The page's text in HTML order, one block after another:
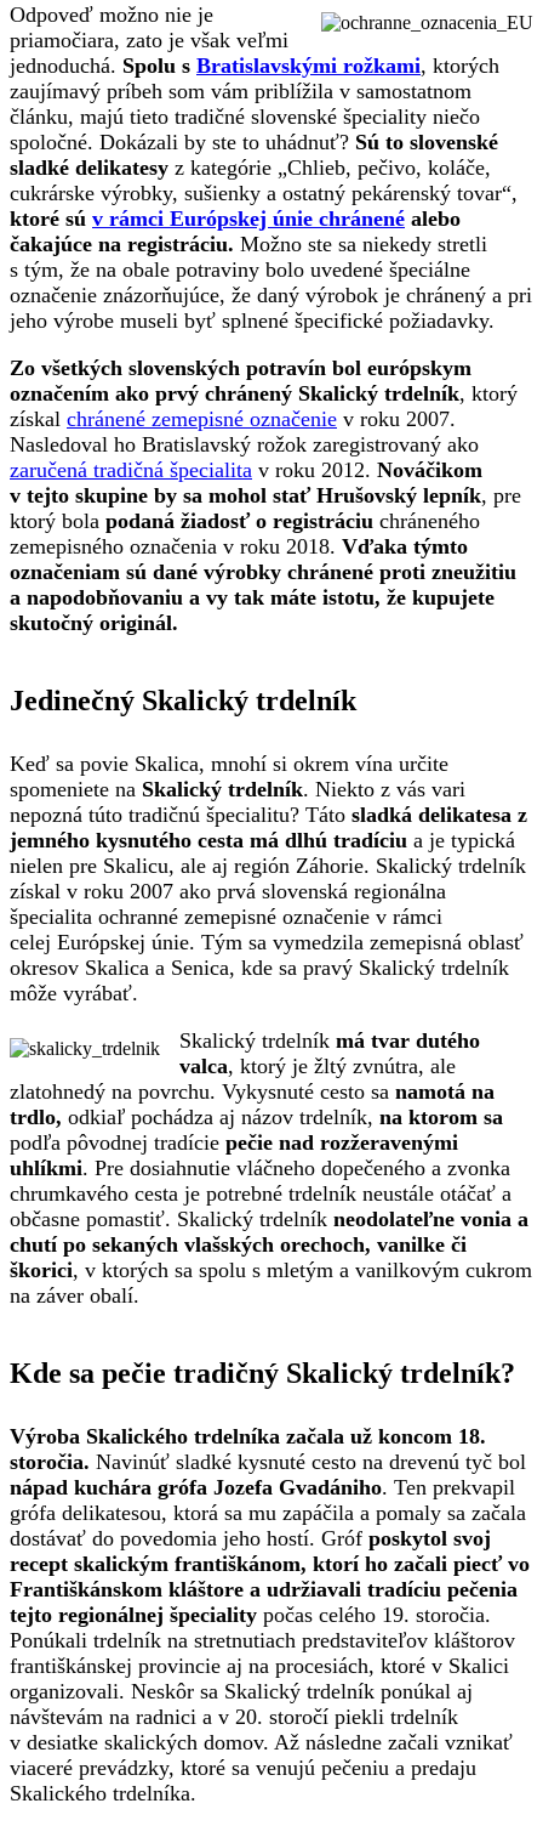
Odpoveď možno nie je
priamočiara, zato je však veľmi
jednoduchá. Spolu s Bratislavskými rožkami, ktorých
zaujímavý príbeh som vám priblížila v samostatnom
článku, majú tieto tradičné slovenské špeciality niečo
spoločné. Dokázali by ste to uhádnuť? Sú to slovenské
sladké delikatesy z kategórie „Chlieb, pečivo, koláče,
cukrárske výrobky, sušienky a ostatný pekárenský tovar“,
ktoré sú v rámci Európskej únie chránené alebo
čakajúce na registráciu. Možno ste sa niekedy stretli
s tým, že na obale potraviny bolo uvedené špeciálne
označenie znázorňujúce, že daný výrobok je chránený a pri
jeho výrobe museli byť splnené špecifické požiadavky.
Zo všetkých slovenských potravín bol európskym
označením ako prvý chránený Skalický trdelník, ktorý
získal chránené zemepisné označenie v roku 2007.
Nasledoval ho Bratislavský rožok zaregistrovaný ako
zaručená tradičná špecialita v roku 2012. Nováčikom
v tejto skupine by sa mohol stať Hrušovský lepník, pre
ktorý bola podaná žiadosť o registráciu chráneného
zemepisného označenia v roku 2018. Vďaka týmto
označeniam sú dané výrobky chránené proti zneužitiu
a napodobňovaniu a vy tak máte istotu, že kupujete
skutočný originál.
Jedinečný Skalický trdelník
Keď sa povie Skalica, mnohí si okrem vína určite
spomeniete na Skalický trdelník. Niekto z vás vari
nepozná túto tradičnú špecialitu? Táto sladká delikatesa z
jemného kysnutého cesta má dlhú tradíciu a je typická
nielen pre Skalicu, ale aj región Záhorie. Skalický trdelník
získal v roku 2007 ako prvá slovenská regionálna
špecialita ochranné zemepisné označenie v rámci
celej Európskej únie. Tým sa vymedzila zemepisná oblasť
okresov Skalica a Senica, kde sa pravý Skalický trdelník
môže vyrábať.
Skalický trdelník má tvar dutého
valca, ktorý je žltý zvnútra, ale
zlatohnedý na povrchu. Vykysnuté cesto sa namotá na
trdlo, odkiaľ pochádza aj názov trdelník, na ktorom sa
podľa pôvodnej tradície pečie nad rozžeravenými
uhlíkmi. Pre dosiahnutie vláčneho dopečeného a zvonka
chrumkavého cesta je potrebné trdelník neustále otáčať a
občasne pomastiť. Skalický trdelník neodolateľne vonia a
chutí po sekaných vlašských orechoch, vanilke či
škorici, v ktorých sa spolu s mletým a vanilkovým cukrom
na záver obalí.
Kde sa pečie tradičný Skalický trdelník?
Výroba Skalického trdelníka začala už koncom 18.
storočia. Navinúť sladké kysnuté cesto na drevenú tyč bol
nápad kuchára grófa Jozefa Gvadániho. Ten prekvapil
grófa delikatesou, ktorá sa mu zapáčila a pomaly sa začala
dostávať do povedomia jeho hostí. Gróf poskytol svoj
recept skalickým františkánom, ktorí ho začali piecť vo
Františkánskom kláštore a udržiavali tradíciu pečenia
tejto regionálnej špeciality počas celého 19. storočia.
Ponúkali trdelník na stretnutiach predstaviteľov kláštorov
františkánskej provincie aj na procesiách, ktoré v Skalici
organizovali. Neskôr sa Skalický trdelník ponúkal aj
návštevám na radnici a v 20. storočí piekli trdelník
v desiatke skalických domov. Až následne začali vznikať
viaceré prevádzky, ktoré sa venujú pečeniu a predaju
Skalického trdelníka.